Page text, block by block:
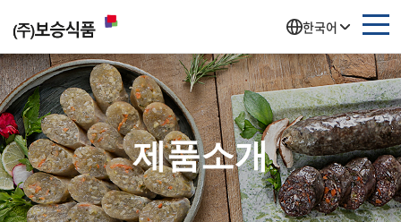
한국어
제품소개